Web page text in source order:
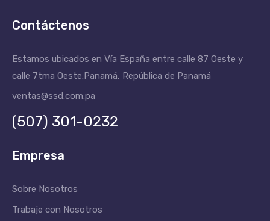
Contáctenos
Estamos ubicados en Vía España entre calle 87 Oeste y
calle 7tma Oeste.Panamá, República de Panamá
ventas@ssd.com.pa
(507) 301-0232
Empresa
Sobre Nosotros
Trabaje con Nosotros